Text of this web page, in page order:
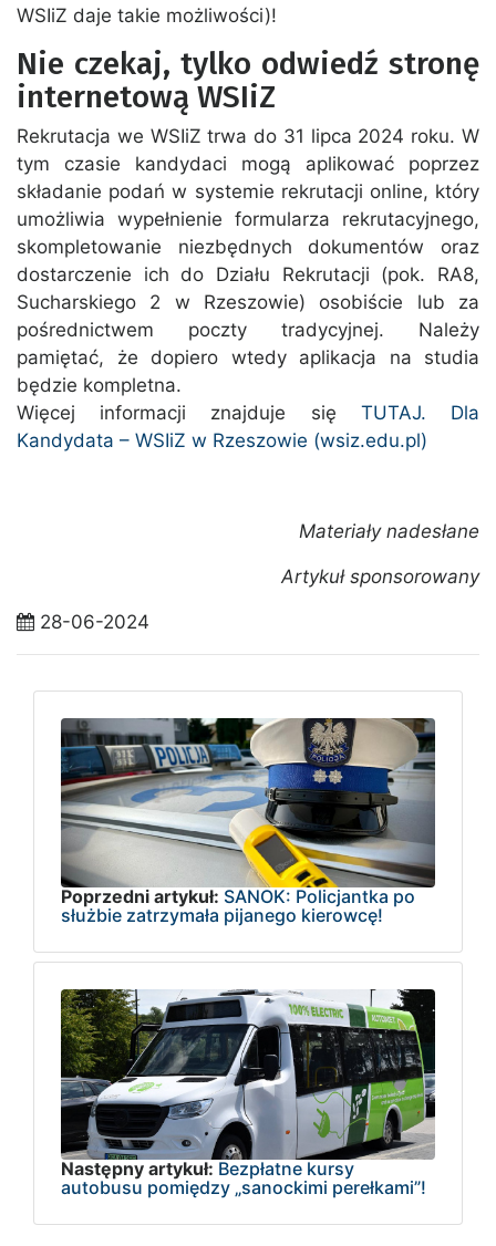
WSIiZ daje takie możliwości)!
Nie czekaj, tylko odwiedź stronę
internetową WSIiZ
Rekrutacja we WSIiZ trwa do 31 lipca 2024 roku. W
tym czasie kandydaci mogą aplikować poprzez
składanie podań w systemie rekrutacji online, który
umożliwia wypełnienie formularza rekrutacyjnego,
skompletowanie niezbędnych dokumentów oraz
dostarczenie ich do Działu Rekrutacji (pok. RA8,
Sucharskiego 2 w Rzeszowie) osobiście lub za
pośrednictwem poczty tradycyjnej. Należy
pamiętać, że dopiero wtedy aplikacja na studia
będzie kompletna.
Więcej informacji znajduje się TUTAJ. Dla
Kandydata – WSIiZ w Rzeszowie (wsiz.edu.pl)
Materiały nadesłane
Artykuł sponsorowany
28-06-2024
Poprzedni artykuł: SANOK: Policjantka po
służbie zatrzymała pijanego kierowcę!
Następny artykuł: Bezpłatne kursy
autobusu pomiędzy „sanockimi perełkami”!